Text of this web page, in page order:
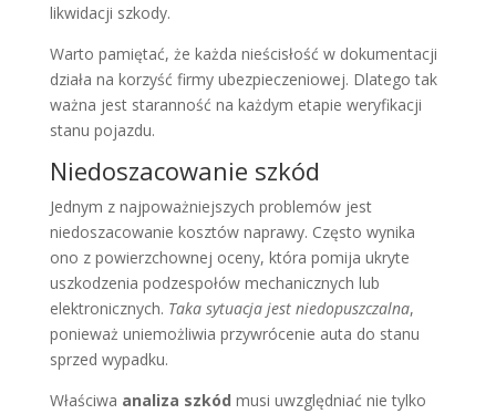
likwidacji szkody.
Warto pamiętać, że każda nieścisłość w dokumentacji
działa na korzyść firmy ubezpieczeniowej. Dlatego tak
ważna jest staranność na każdym etapie weryfikacji
stanu pojazdu.
Niedoszacowanie szkód
Jednym z najpoważniejszych problemów jest
niedoszacowanie kosztów naprawy. Często wynika
ono z powierzchownej oceny, która pomija ukryte
uszkodzenia podzespołów mechanicznych lub
elektronicznych. Taka sytuacja jest niedopuszczalna,
ponieważ uniemożliwia przywrócenie auta do stanu
sprzed wypadku.
Właściwa analiza szkód musi uwzględniać nie tylko